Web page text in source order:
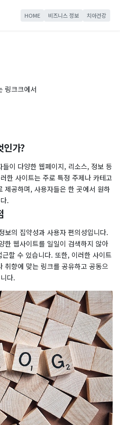
HOME 비즈니스 정보 치아건강
링크크에서
인가?
이 다양한 웹페이지, 리소스, 정보 등
한 사이트는 주로 특정 주제나 카테고
제공하며, 사용자들은 한 곳에서 원하
.
보의 집약성과 사용자 편의성입니다.
한 웹사이트를 일일이 검색하지 않아
할 수 있습니다. 또한, 이러한 사이트
취향에 맞는 링크를 공유하고 공동으
다.